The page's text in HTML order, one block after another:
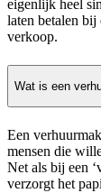
eigenlijk heel
laten betalen bij
verkoop.
Wat is een
Een
mensen die
Net als bij een
verzorgt het